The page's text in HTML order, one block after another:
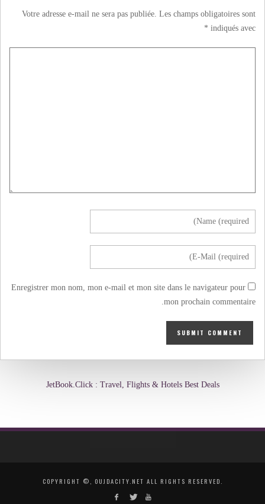
Votre adresse e-mail ne sera pas publiée. Les champs obligatoires sont
indiqués avec
*
Enregistrer mon nom, mon e-mail et mon site dans le navigateur pour
mon prochain commentaire.
JetBook.Click : Travel, Flights & Hotels Best Deals
COPYRIGHT ©, OUJDACITY.NET ALL RIGHTS RESERVED.